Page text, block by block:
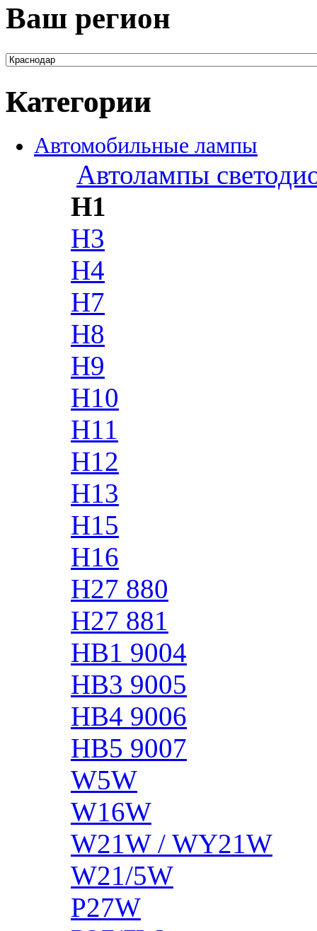
Ваш регион
Категории
Автомобильные лампы
Автолампы
H1
H3
H4
H7
H8
H9
H10
H11
H12
H13
H15
H16
H27 880
H27 881
HB1 9004
HB3 9005
HB4 9006
HB5 9007
W5W
W16W
W21W / WY21W
W21/5W
P27W